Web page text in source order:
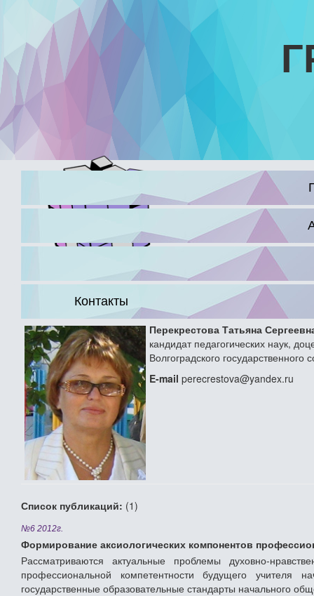
Контакты
Перекрестова Татьяна
кандидат педагогических наук,
Волгоградского государственного
E-mail perecrestova@yandex.ru
Список публикаций: (1)
№6 2012г.
Формирование аксиологических компонентов
Рассматриваются актуальные проблемы духовно-
профессиональной компетентности будущего
государственные образовательные стандарты начального